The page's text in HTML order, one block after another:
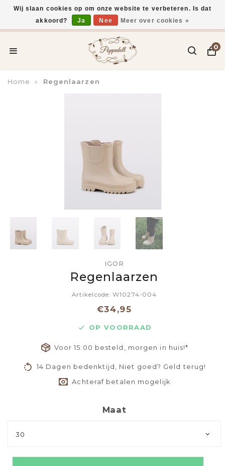
Voor 15:00 uur besteld, vandaag verzonden*
0
Home Regenlaarzen
IGOR
Regenlaarzen
Artikelcode: W10274-004
€34,95
OP VOORRAAD
Voor 15:00 besteld, morgen in huis!*
14 Dagen bedenktijd, Niet goed? Geld terug!
Achteraf betalen mogelijk
Maat
30
Wij slaan cookies op om onze website te verbeteren. Is dat
akkoord?
Ja Nee Meer over cookies »